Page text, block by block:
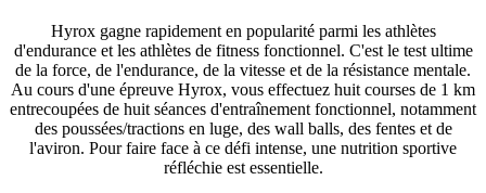
Hyrox gagne rapidement en popularité parmi les athlètes
d'endurance et les athlètes de fitness fonctionnel. C'est le test ultime
de la force, de l'endurance, de la vitesse et de la résistance mentale.
Au cours d'une épreuve Hyrox, vous effectuez huit courses de 1 km
entrecoupées de huit séances d'entraînement fonctionnel, notamment
des poussées/tractions en luge, des wall balls, des fentes et de
l'aviron. Pour faire face à ce défi intense, une nutrition sportive
réfléchie est essentielle.